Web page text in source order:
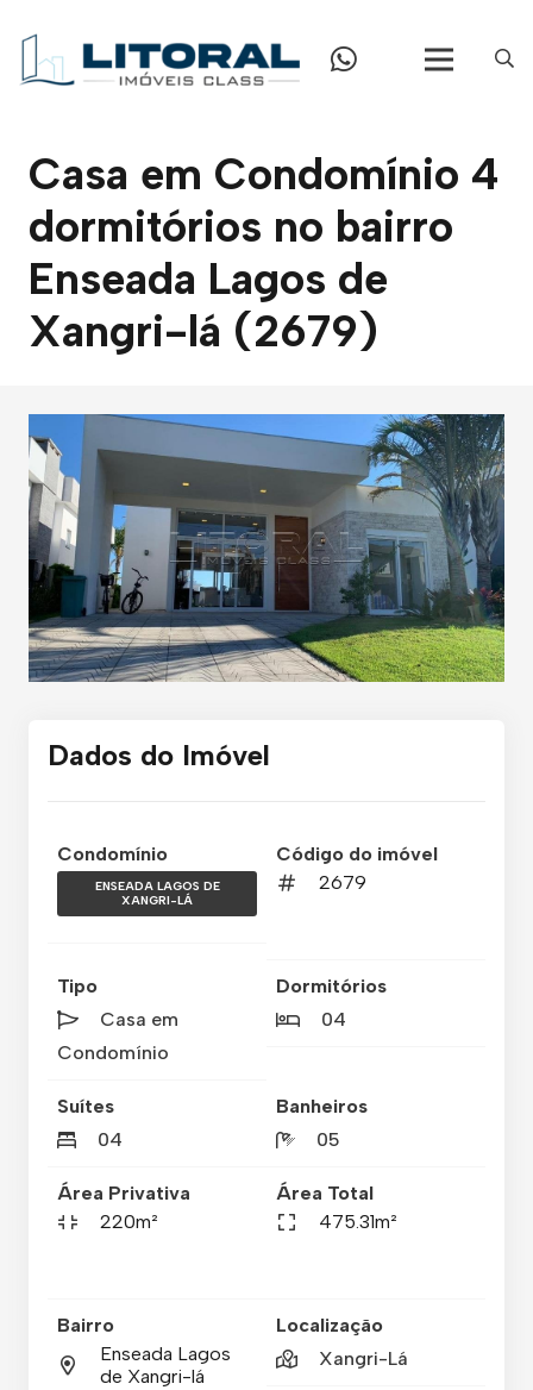
Casa em Condomínio 4
dormitórios no bairro
Enseada Lagos de
Xangri-lá (2679)
Dados do Imóvel
Condomínio
ENSEADA LAGOS DE
XANGRI-LÁ
Código do imóvel
2679
Tipo
Casa em
Condomínio
Dormitórios
04
Suítes
04
Banheiros
05
Área Privativa
220m²
Área Total
475.31m²
Bairro
Enseada Lagos
de Xangri-lá
Localização
Xangri-Lá